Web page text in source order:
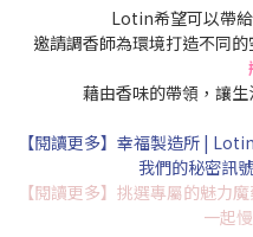
Lotin希望可以帶
邀請調香師為環境打造不同
藉由香味的帶領，讓
【閱讀更多】幸福製造所 |
我們的秘密訊
【閱讀更多】 挑選專屬的魅力
一起